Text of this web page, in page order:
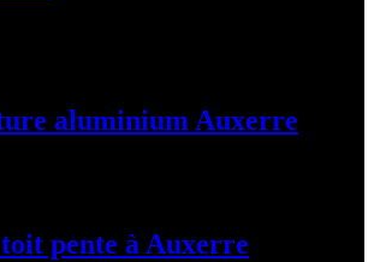
aluminium Auxerre
pente à Auxerre